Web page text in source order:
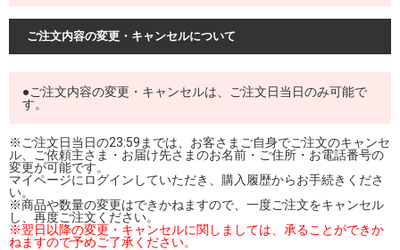
ご注文内容の変更・キャンセルについて
●ご注文内容の変更・キャンセルは、ご注文日当日のみ可能で
す。
※ご注文日当日の23:59までは、お客さまご自身でご注文のキャンセ
ル、ご依頼主さま・お届け先さまのお名前・ご住所・お電話番号の
変更が可能です。
マイページにログインしていただき、購入履歴からお手続きくださ
い。
※商品や数量の変更はできかねますので、一度ご注文をキャンセル
し、再度ご注文ください。
※翌日以降の変更・キャンセルに関しましては、承ることができか
ねますので予めご了承ください。